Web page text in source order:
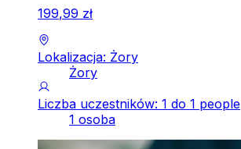
199,99 zł
Lokalizacja: Żory
Żory
Liczba uczestników: 1 do 1 people
1 osoba